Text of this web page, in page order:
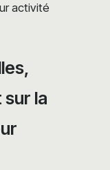
activité
la